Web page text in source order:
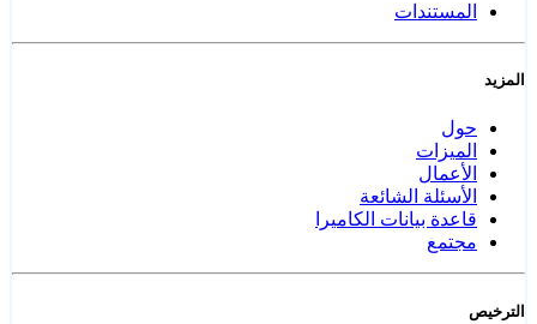
المستندات
المزيد
حول
الميزات
الأعمال
الأسئلة الشائعة
قاعدة بيانات الكاميرا
مجتمع
الترخيص